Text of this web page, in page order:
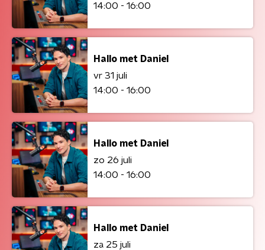
14:00 - 16:00
Hallo met Daniel
vr 31 juli
14:00 - 16:00
Hallo met Daniel
zo 26 juli
14:00 - 16:00
Hallo met Daniel
za 25 juli